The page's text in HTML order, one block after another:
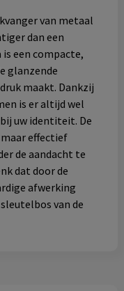
van metaal
dan een
een compacte,
glanzende
maakt. Dankzij
is er altijd wel
uw identiteit. De
maar effectief
de aandacht te
dat door de
afwerking
van de